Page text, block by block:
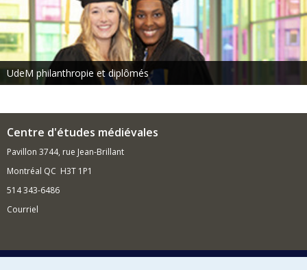
UdeM philanthropie et diplômés
Centre d'études médiévales
Pavillon 3744, rue Jean-Brillant
Montréal QC H3T 1P1
514 343-6486
Courriel